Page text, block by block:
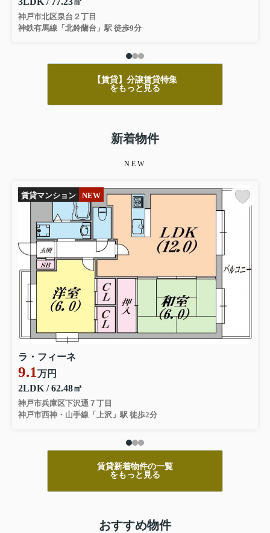
神戸市北区泉台２丁目
神鉄有馬線「北鈴蘭台」駅 徒歩9分
【賃貸】分譲賃貸特集
をもっと見る
新着物件
NEW
賃貸マンション NEW
ラ・フィーネ
9.1万円
2LDK / 62.48㎡
神戸市兵庫区下沢通７丁目
神戸市西神・山手線「上沢」駅 徒歩2分
賃貸新着物件の一覧
をもっと見る
おすすめ物件